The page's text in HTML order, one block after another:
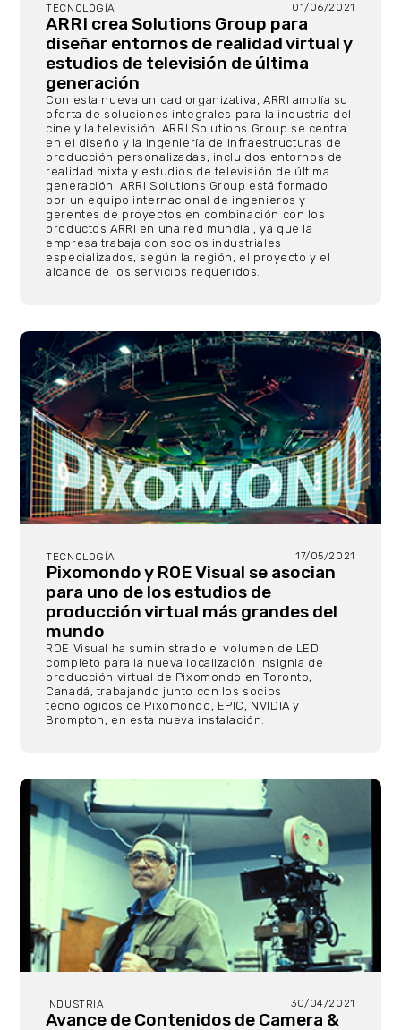
TECNOLOGÍA 01/06/2021
ARRI crea Solutions Group para
diseñar entornos de realidad virtual y
estudios de televisión de última
generación
Con esta nueva unidad organizativa, ARRI amplía su
oferta de soluciones integrales para la industria del
cine y la televisión. ARRI Solutions Group se centra
en el diseño y la ingeniería de infraestructuras de
producción personalizadas, incluidos entornos de
realidad mixta y estudios de televisión de última
generación. ARRI Solutions Group está formado
por un equipo internacional de ingenieros y
gerentes de proyectos en combinación con los
productos ARRI en una red mundial, ya que la
empresa trabaja con socios industriales
especializados, según la región, el proyecto y el
alcance de los servicios requeridos.
TECNOLOGÍA 17/05/2021
Pixomondo y ROE Visual se asocian
para uno de los estudios de
producción virtual más grandes del
mundo
ROE Visual ha suministrado el volumen de LED
completo para la nueva localización insignia de
producción virtual de Pixomondo en Toronto,
Canadá, trabajando junto con los socios
tecnológicos de Pixomondo, EPIC, NVIDIA y
Brompton, en esta nueva instalación.
INDUSTRIA 30/04/2021
Avance de Contenidos de Camera &